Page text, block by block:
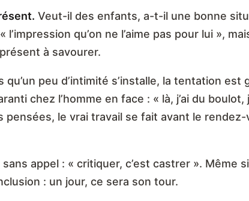
Veut-il des enfants, a-t-il une bonne
qu’on ne l’aime pas pour lui »,
à savourer.
qu’un peu d’intimité s’installe, la tentation
chez l’homme en face : « là, j’ai du boulot,
le vrai travail se fait avant le
appel : « critiquer, c’est castrer ». Même
: un jour, ce sera son tour.